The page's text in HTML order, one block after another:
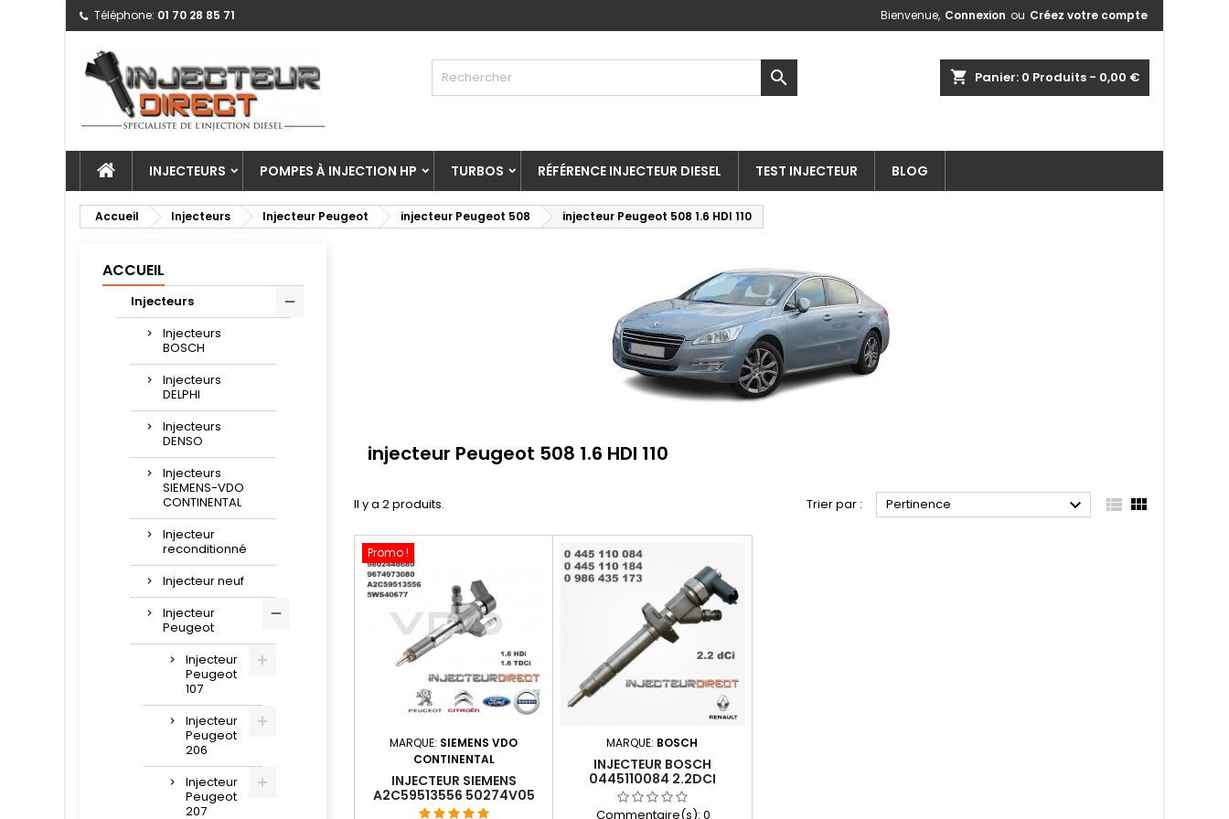
Téléphone: 01 70 28 85 71 Bienvenue, Connexion ou Créez votre compte
shopping_cart Panier: 0 Produits - 0,00 €

INJECTEURS POMPES À INJECTION HP TURBOS RÉFÉRENCE INJECTEUR DIESEL TEST INJECTEUR BLOG
Accueil Injecteurs Injecteur Peugeot injecteur Peugeot 508 injecteur Peugeot 508 1.6 HDI 110
ACCUEIL
Injecteurs
Injecteurs
BOSCH
Injecteurs
DELPHI
Injecteurs
DENSO
Injecteurs
SIEMENS-VDO
CONTINENTAL
Injecteur
reconditionné
Injecteur neuf
Injecteur
Peugeot
Injecteur
Peugeot
107
Injecteur
Peugeot
206
Injecteur
Peugeot
207
injecteur Peugeot 508 1.6 HDI 110
Il y a 2 produits. Trier par : Pertinence   
Promo !
MARQUE: SIEMENS VDO
CONTINENTAL
INJECTEUR SIEMENS
A2C59513556 50274V05
NEUF 9674973080 1.6 HDI /
MARQUE: BOSCH
INJECTEUR BOSCH
0445110084 2.2DCI
8201408747 0445110184
Commentaire(s): 0